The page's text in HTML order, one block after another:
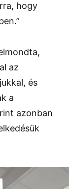
hogy
az
és
a
azonban